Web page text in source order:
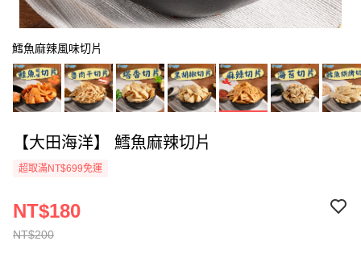
鱈魚麻辣風味切片
【大田海洋】 鱈魚麻辣切片
超取滿NT$699免運
NT$200
NT$180